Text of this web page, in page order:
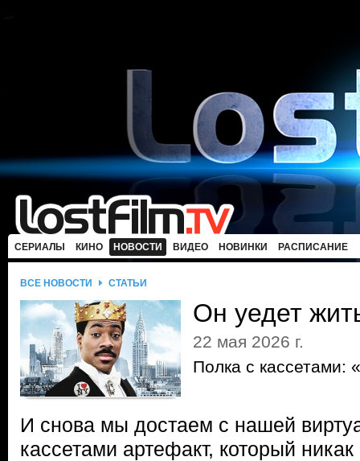
СЕРИАЛЫ КИНО НОВОСТИ ВИДЕО НОВИНКИ РАСПИСАНИЕ
ВСЕ НОВОСТИ СТАТЬИ
Он уедет
22 мая 2026 г.
Полка с кассетами:
И снова мы достаем с нашей
кассетами артефакт, который